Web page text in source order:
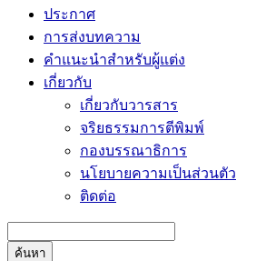
ประกาศ
การส่งบทความ
คำแนะนำสำหรับผู้แต่ง
เกี่ยวกับ
เกี่ยวกับวารสาร
จริยธรรมการตีพิมพ์
กองบรรณาธิการ
นโยบายความเป็นส่วนตัว
ติดต่อ
ค้นหา